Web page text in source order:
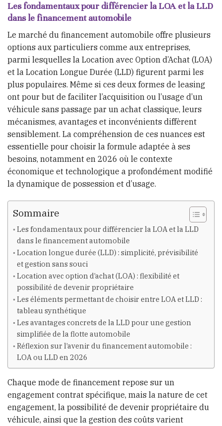
Les fondamentaux pour différencier la LOA et la LLD
dans le financement automobile
Le marché du financement automobile offre plusieurs
options aux particuliers comme aux entreprises,
parmi lesquelles la Location avec Option d’Achat (LOA)
et la Location Longue Durée (LLD) figurent parmi les
plus populaires. Même si ces deux formes de leasing
ont pour but de faciliter l’acquisition ou l’usage d’un
véhicule sans passage par un achat classique, leurs
mécanismes, avantages et inconvénients diffèrent
sensiblement. La compréhension de ces nuances est
essentielle pour choisir la formule adaptée à ses
besoins, notamment en 2026 où le contexte
économique et technologique a profondément modifié
la dynamique de possession et d’usage.
Sommaire
Les fondamentaux pour différencier la LOA et la LLD
dans le financement automobile
Location longue durée (LLD) : simplicité, prévisibilité
et gestion sans souci
Location avec option d’achat (LOA) : flexibilité et
possibilité de devenir propriétaire
Les éléments permettant de choisir entre LOA et LLD :
tableau synthétique
Les avantages concrets de la LLD pour une gestion
simplifiée de la flotte automobile
Réflexion sur l’avenir du financement automobile :
LOA ou LLD en 2026
Chaque mode de financement repose sur un
engagement contrat spécifique, mais la nature de cet
engagement, la possibilité de devenir propriétaire du
véhicule, ainsi que la gestion des coûts varient